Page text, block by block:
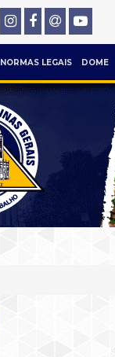
NORMAS LEGAIS DOME